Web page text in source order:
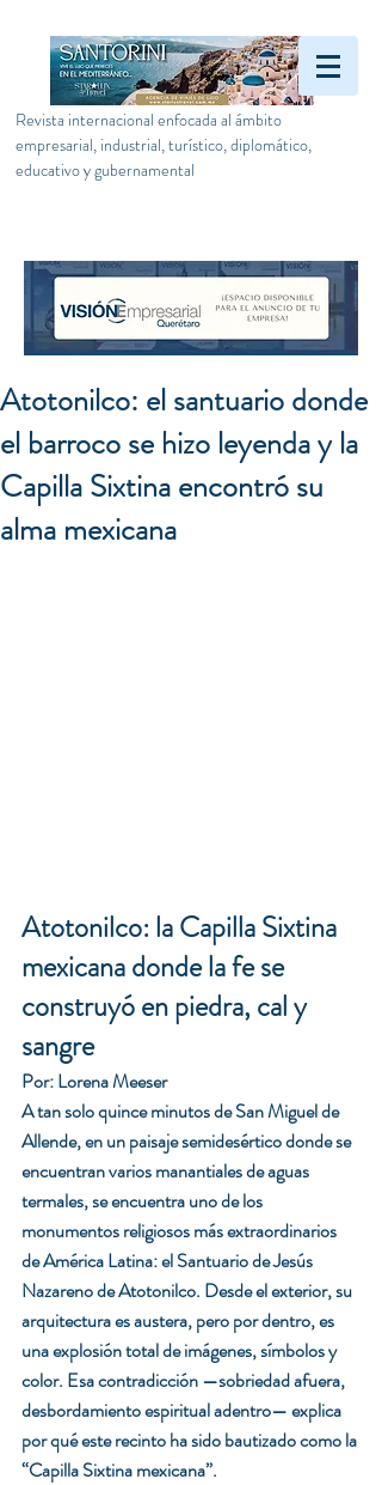
Revista internacional enfocada al ámbito
empresarial, industrial, turístico, diplomático,
educativo y gubernamental
Atotonilco: el santuario donde
el barroco se hizo leyenda y la
Capilla Sixtina encontró su
alma mexicana
Atotonilco: la Capilla Sixtina
mexicana donde la fe se
construyó en piedra, cal y
sangre
Por: Lorena Meeser
A tan solo quince minutos de San Miguel de
Allende, en un paisaje semidesértico donde se
encuentran varios manantiales de aguas
termales, se encuentra uno de los
monumentos religiosos más extraordinarios
de América Latina: el Santuario de Jesús
Nazareno de Atotonilco. Desde el exterior, su
arquitectura es austera, pero por dentro, es
una explosión total de imágenes, símbolos y
color. Esa contradicción —sobriedad afuera,
desbordamiento espiritual adentro— explica
por qué este recinto ha sido bautizado como la
“Capilla Sixtina mexicana”.